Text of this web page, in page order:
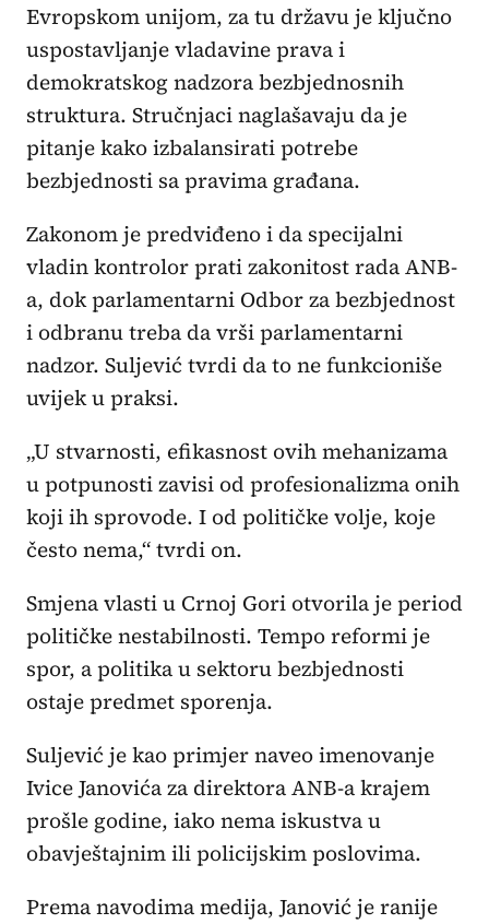
Evropskom unijom, za tu državu je ključno
uspostavljanje vladavine prava i
demokratskog nadzora bezbjednosnih
struktura. Stručnjaci naglašavaju da je
pitanje kako izbalansirati potrebe
bezbjednosti sa pravima građana.
Zakonom je predviđeno i da specijalni
vladin kontrolor prati zakonitost rada ANB-
a, dok parlamentarni Odbor za bezbjednost
i odbranu treba da vrši parlamentarni
nadzor. Suljević tvrdi da to ne funkcioniše
uvijek u praksi.
„U stvarnosti, efikasnost ovih mehanizama
u potpunosti zavisi od profesionalizma onih
koji ih sprovode. I od političke volje, koje
često nema,“ tvrdi on.
Smjena vlasti u Crnoj Gori otvorila je period
političke nestabilnosti. Tempo reformi je
spor, a politika u sektoru bezbjednosti
ostaje predmet sporenja.
Suljević je kao primjer naveo imenovanje
Ivice Janovića za direktora ANB-a krajem
prošle godine, iako nema iskustva u
obavještajnim ili policijskim poslovima.
Prema navodima medija, Janović je ranije